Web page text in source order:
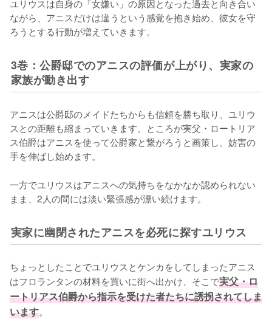
ユリウスは自身の「女嫌い」の原因となった過去と向き合い
ながら、アニスだけは違うという感覚を抱き始め、彼女を守
ろうとする行動が増えていきます。
3巻：公爵邸でのアニスの評価が上がり、実家の
家族が動き出す
アニスは公爵邸のメイドたちからも信頼を勝ち取り、ユリウ
スとの距離も縮まっていきます。ところが実父・ロートリア
ス伯爵はアニスを使って公爵家と繋がろうと画策し、妨害の
手を伸ばし始めます。
一方でユリウスはアニスへの気持ちをなかなか認められない
まま、2人の間には淡い緊張感が漂い続けます。
実家に幽閉されたアニスを必死に探すユリウス
ちょっとしたことでユリウスとケンカをしてしまったアニス
はフロランタンの材料を買いに街へ出かけ、そこで実父・ロ
ートリアス伯爵から指示を受けた者たちに誘拐されてしま
います。